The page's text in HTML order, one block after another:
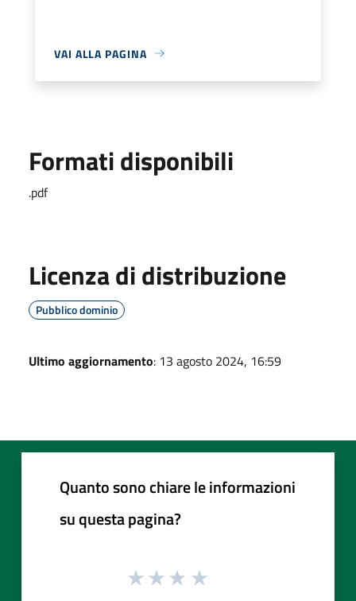
VAI ALLA PAGINA
Formati disponibili
.pdf
Licenza di distribuzione
Pubblico dominio
Ultimo aggiornamento: 13 agosto 2024, 16:59
Quanto sono chiare le informazioni
su questa pagina?